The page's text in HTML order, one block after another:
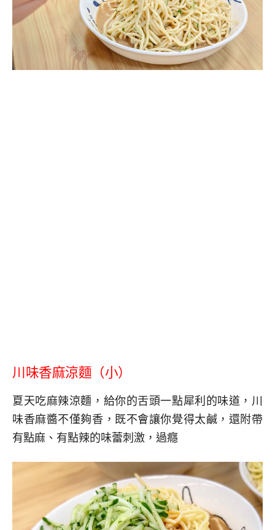
川味香麻涼麵（小）
夏天吃麻辣涼麵，給你的舌頭一點犀利的味道，川
味香麻醬不僅夠香，既不會讓你覺得太鹹，還附帶
有點麻、有點辣的味蕾刺激，過癮